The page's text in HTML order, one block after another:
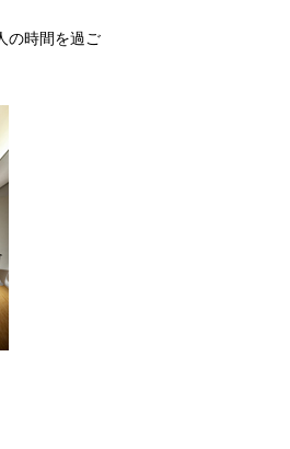
の時間を過ご